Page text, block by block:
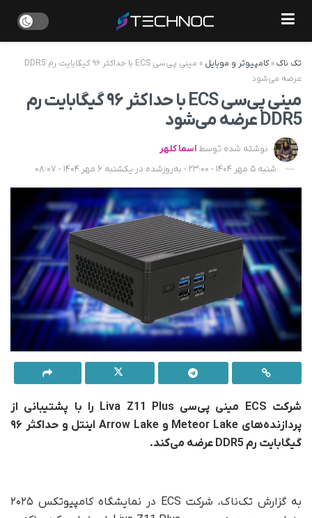
تک ناک»کامپیوتر و موبایل »
مینی پی‌سی ECS با حداکثر ۹۶ گیگابایت رم DDR5
عرضه می‌شود
مینی پی‌سی ECS با حداکثر ۹۶ گیگابایت رم
DDR5 عرضه می‌شود
نوشته شده توسط اسما کلهر
شنبه 5 مهر 1404 - 23:00 - به‌روزشده در یکشنبه 6 مهر 1404 - 08:07
شرکت ECS مینی پی‌سی Liva Z11 Plus را با پشتیبانی از
پردازنده‌های Meteor Lake و Arrow Lake اینتل و حداکثر
۹۶
گیگابایت رم DDR5 عرضه می‌کند.
به گزارش تک‌ناک، شرکت ECS در نمایشگاه کامپیوتکس ۲۰۲۵